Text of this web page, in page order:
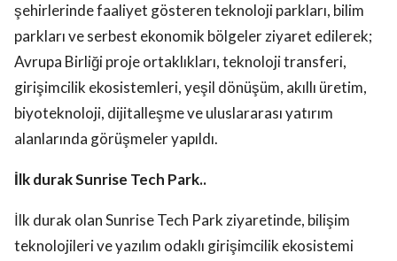
şehirlerinde faaliyet gösteren teknoloji parkları, bilim
parkları ve serbest ekonomik bölgeler ziyaret edilerek;
Avrupa Birliği proje ortaklıkları, teknoloji transferi,
girişimcilik ekosistemleri, yeşil dönüşüm, akıllı üretim,
biyoteknoloji, dijitalleşme ve uluslararası yatırım
alanlarında görüşmeler yapıldı.
İlk durak Sunrise Tech Park..
İlk durak olan Sunrise Tech Park ziyaretinde, bilişim
teknolojileri ve yazılım odaklı girişimcilik ekosistemi